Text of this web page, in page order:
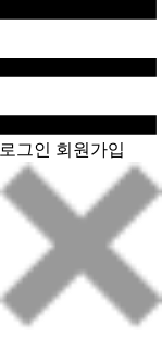
로그인 회원가입